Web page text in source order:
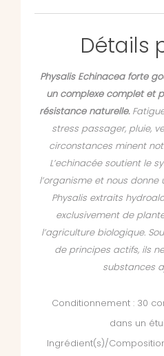
Détails
Physalis Echinacea forte
un complexe complet et
résistance naturelle.
stress passager, pluie,
circonstances minent
L’echinacée soutient le
l’organisme et nous
Physalis extraits
exclusivement de
l’agriculture biologique.
de principes actifs, ils
substances
Conditionnement : 30
dans un
Ingrédient(s)/